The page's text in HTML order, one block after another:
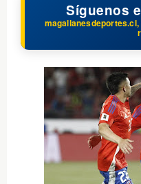
Síguenos